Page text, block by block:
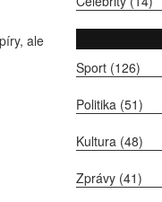
ale
Sport (126)
Politika (51)
Kultura (48)
Zprávy (41)